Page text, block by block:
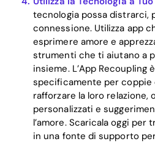
tecnologia possa distrarci,
connessione. Utilizza app
esprimere amore e
strumenti che ti aiutano a
insieme. L’App Recoupling
specificamente per coppie
rafforzare la loro relazione,
personalizzati e
l’amore. Scaricala oggi per
in una fonte di supporto